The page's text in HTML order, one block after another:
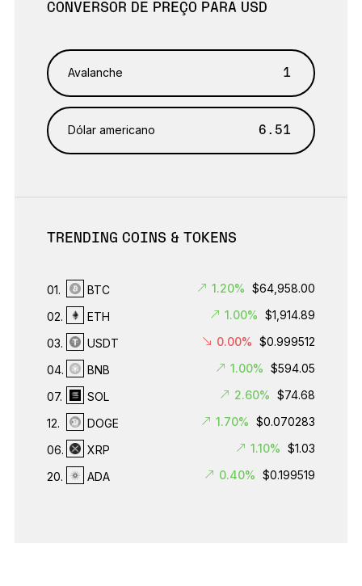
CONVERSOR DE PREÇO PARA USD
Avalanche
Dólar americano
TRENDING COINS & TOKENS
01. BTC 1.20% $64,958.00
02. ETH 1.00% $1,914.89
03. USDT 0.00% $0.999512
04. BNB 1.00% $594.05
07. SOL 2.60% $74.68
12. DOGE 1.70% $0.070283
06. XRP 1.10% $1.03
20. ADA 0.40% $0.199519